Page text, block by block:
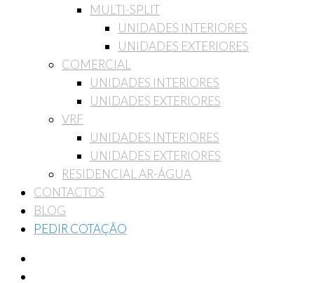
MULTI-SPLIT
UNIDADES INTERIORES
UNIDADES EXTERIORES
COMERCIAL
UNIDADES INTERIORES
UNIDADES EXTERIORES
VRF
UNIDADES INTERIORES
UNIDADES EXTERIORES
RESIDENCIAL AR-ÁGUA
CONTACTOS
BLOG
PEDIR COTAÇÃO